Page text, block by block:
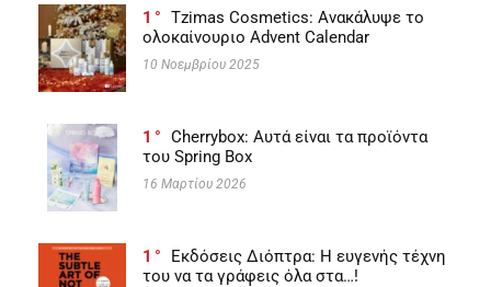
1
Tzimas Cosmetics: Ανακάλυψε το
ολοκαίνουριο Advent Calendar
10 Νοεμβρίου 2025
1
Cherrybox: Αυτά είναι τα προϊόντα
του Spring Box
16 Μαρτίου 2026
1
Εκδόσεις Διόπτρα: Η ευγενής τέχνη
του να τα γράφεις όλα στα…!